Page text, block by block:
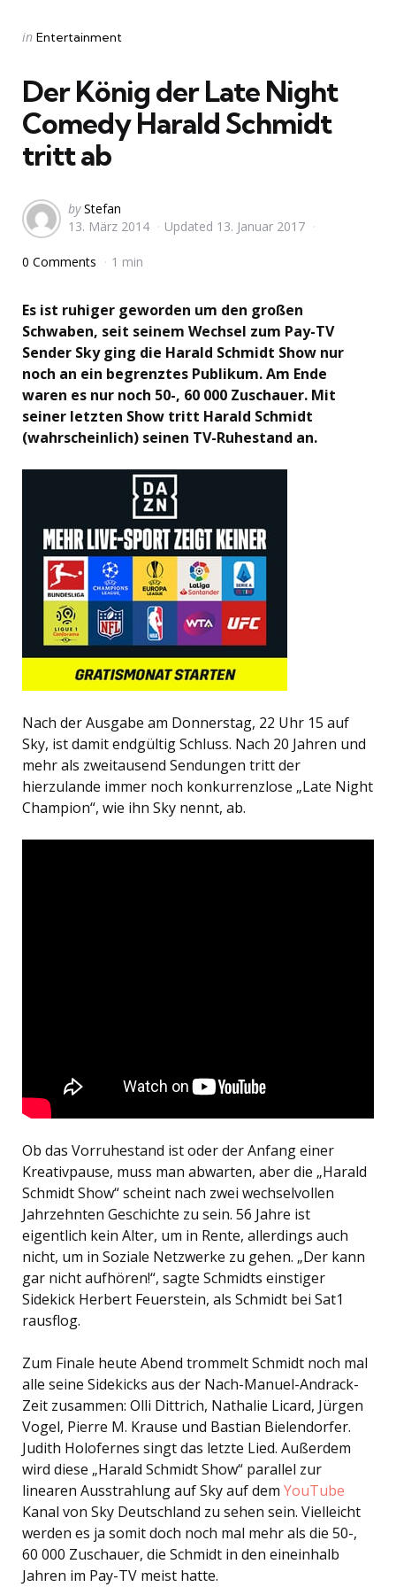
Categories
Posted
in Entertainment
Der König der Late Night
Comedy Harald Schmidt
tritt ab
Posted
by
by Stefan
13. März 2014
Updated 13. Januar 2017
0 Comments 1 min
Es ist ruhiger geworden um den großen
Schwaben, seit seinem Wechsel zum Pay-TV
Sender Sky ging die Harald Schmidt Show nur
noch an ein begrenztes Publikum. Am Ende
waren es nur noch 50-, 60 000 Zuschauer. Mit
seiner letzten Show tritt Harald Schmidt
(wahrscheinlich) seinen TV-Ruhestand an.
Nach der Ausgabe am Donnerstag, 22 Uhr 15 auf
Sky, ist damit endgültig Schluss. Nach 20 Jahren und
mehr als zweitausend Sendungen tritt der
hierzulande immer noch konkurrenzlose „Late Night
Champion“, wie ihn Sky nennt, ab.
Ob das Vorruhestand ist oder der Anfang einer
Kreativpause, muss man abwarten, aber die „Harald
Schmidt Show“ scheint nach zwei wechselvollen
Jahrzehnten Geschichte zu sein. 56 Jahre ist
eigentlich kein Alter, um in Rente, allerdings auch
nicht, um in Soziale Netzwerke zu gehen. „Der kann
gar nicht aufhören!“, sagte Schmidts einstiger
Sidekick Herbert Feuerstein, als Schmidt bei Sat1
rausflog.
Zum Finale heute Abend trommelt Schmidt noch mal
alle seine Sidekicks aus der Nach-Manuel-Andrack-
Zeit zusammen: Olli Dittrich, Nathalie Licard, Jürgen
Vogel, Pierre M. Krause und Bastian Bielendorfer.
Judith Holofernes singt das letzte Lied. Außerdem
wird diese „Harald Schmidt Show“ parallel zur
linearen Ausstrahlung auf Sky auf dem YouTube
Kanal von Sky Deutschland zu sehen sein. Vielleicht
werden es ja somit doch noch mal mehr als die 50-,
60 000 Zuschauer, die Schmidt in den eineinhalb
Jahren im Pay-TV meist hatte.